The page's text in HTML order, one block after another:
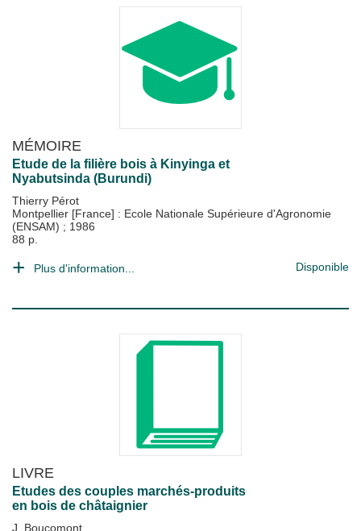
MÉMOIRE
Etude de la filière bois à Kinyinga et
Nyabutsinda (Burundi)
Thierry Pérot
Montpellier [France] : Ecole Nationale Supérieure d'Agronomie
(ENSAM) ; 1986
88 p.
Plus d'information... Disponible
LIVRE
Etudes des couples marchés-produits
en bois de châtaignier
J. Boucomont